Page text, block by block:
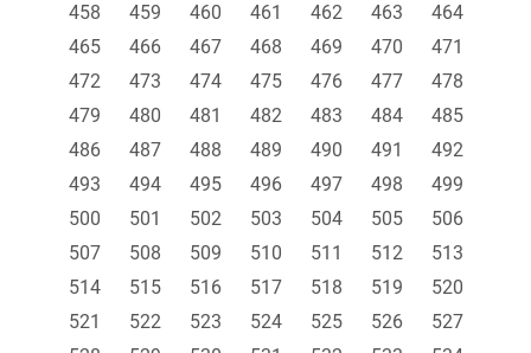
458
459 460 461 462 463
464
465
466 467 468 469 470
471
472
473 474 475 476 477
478
479
480 481 482 483 484
485
486
487 488 489 490 491
492
493
494 495 496 497 498
499
500
501 502 503 504 505
506
507
508 509 510 511 512
513
514
515 516 517 518 519
520
521
522 523 524 525 526
527